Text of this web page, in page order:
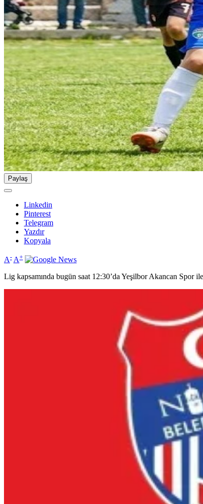
Paylaş
Linkedin
Pinterest
Telegram
Yazdır
Kopyala
A- A+
Lig kapsamında bugün saat 12:30’da Yeşilbor Akancan Spor ile